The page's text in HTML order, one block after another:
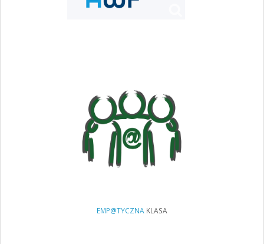
EMP@TYCZNA KLASA